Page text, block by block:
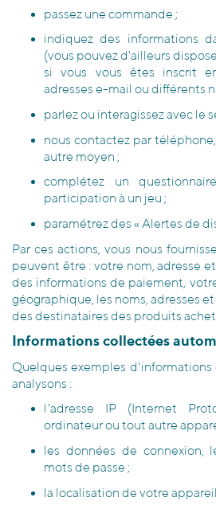
passez une commande ;
indiquez des informations
(vous pouvez d'ailleurs
si vous vous êtes inscrit
adresses e-mail ou différents
parlez ou interagissez avec le
nous contactez par
autre moyen ;
complétez un
participation à un jeu ;
paramétrez des « Alertes de
Par ces actions, vous nous
peuvent être : votre nom, adresse
des informations de paiement,
géographique, les noms, adresses
des destinataires des produits
Informations collectées
Quelques exemples
analysons :
l'adresse IP (Internet
ordinateur ou tout autre
les données de connexion,
mots de passe ;
la localisation de votre